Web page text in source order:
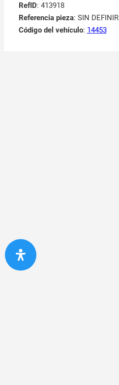
RefID: 413918
Referencia pieza: SIN DEFINIR
Código del vehículo: 14453